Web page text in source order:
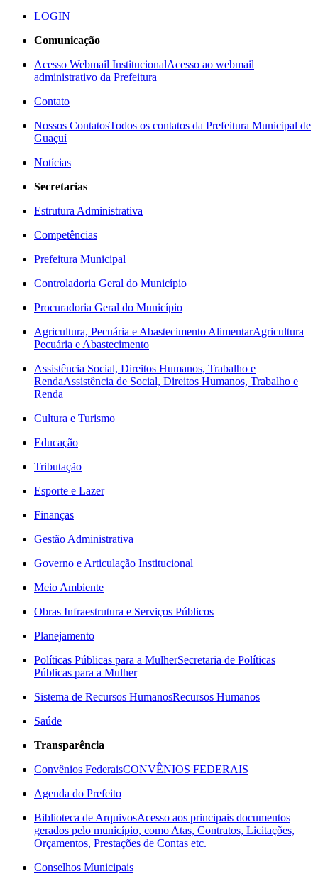
LOGIN
Comunicação
Acesso Webmail InstitucionalAcesso ao webmail
administrativo da Prefeitura
Contato
Nossos ContatosTodos os contatos da Prefeitura Municipal de
Guaçuí
Notícias
Secretarias
Estrutura Administrativa
Competências
Prefeitura Municipal
Controladoria Geral do Município
Procuradoria Geral do Município
Agricultura, Pecuária e Abastecimento AlimentarAgricultura
Pecuária e Abastecimento
Assistência Social, Direitos Humanos, Trabalho e
RendaAssistência de Social, Direitos Humanos, Trabalho e
Renda
Cultura e Turismo
Educação
Tributação
Esporte e Lazer
Finanças
Gestão Administrativa
Governo e Articulação Institucional
Meio Ambiente
Obras Infraestrutura e Serviços Públicos
Planejamento
Políticas Públicas para a MulherSecretaria de Políticas
Públicas para a Mulher
Sistema de Recursos HumanosRecursos Humanos
Saúde
Transparência
Convênios FederaisCONVÊNIOS FEDERAIS
Agenda do Prefeito
Biblioteca de ArquivosAcesso aos principais documentos
gerados pelo município, como Atas, Contratos, Licitações,
Orçamentos, Prestações de Contas etc.
Conselhos Municipais